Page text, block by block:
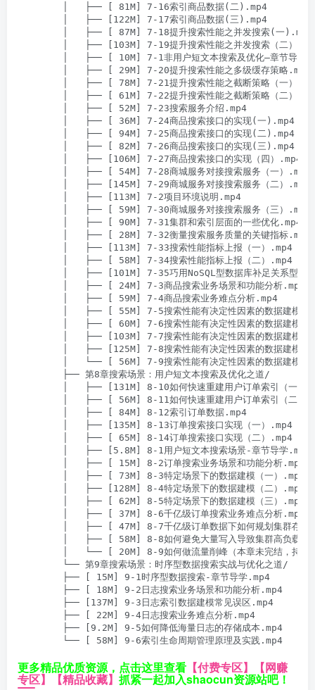
        │   ├── [ 81M] 7-16索引商品数据(二).mp4
        │   ├── [122M] 7-17索引商品数据(三).mp4
        │   ├── [ 87M] 7-18提升搜索性能之并发搜索(一).mp4
│   ├── [103M] 7-19提升搜索性能之并发搜索（二）
│   ├── [ 10M] 7-1非用户短文本搜索及优化–章节导学
        │   ├── [ 29M] 7-20提升搜索性能之多级缓存策略.mp4
│   ├── [ 78M] 7-21提升搜索性能之截断策略（一）
│   ├── [ 61M] 7-22提升搜索性能之截断策略（二）
        │   ├── [ 52M] 7-23搜索服务介绍.mp4
        │   ├── [ 36M] 7-24商品搜索接口的实现(一).mp4
        │   ├── [ 94M] 7-25商品搜索接口的实现(二).mp4
        │   ├── [ 82M] 7-26商品搜索接口的实现(三).mp4
        │   ├── [106M] 7-27商品搜索接口的实现（四）.mp4
        │   ├── [ 54M] 7-28商城服务对接搜索服务（一）.mp4
        │   ├── [145M] 7-29商城服务对接搜索服务（二）.mp4
        │   ├── [113M] 7-2项目环境说明.mp4
        │   ├── [ 59M] 7-30商城服务对接搜索服务（三）.mp4
        │   ├── [ 90M] 7-31集群和索引层面的一些优化.mp4
        │   ├── [ 28M] 7-32衡量搜索服务质量的关键指标.mp4
        │   ├── [113M] 7-33搜索性能指标上报（一）.mp4
        │   ├── [ 58M] 7-34搜索性能指标上报（二）.mp4
│   ├── [101M] 7-35巧用NoSQL型数据库补足关系型数
        │   ├── [ 24M] 7-3商品搜索业务场景和功能分析.mp4
        │   ├── [ 59M] 7-4商品搜索业务难点分析.mp4
│   ├── [ 55M] 7-5搜索性能有决定性因素的数据建模需
│   ├── [ 60M] 7-6搜索性能有决定性因素的数据建模需
│   ├── [103M] 7-7搜索性能有决定性因素的数据建模需
│   ├── [125M] 7-8搜索性能有决定性因素的数据建模需
│   └── [ 56M] 7-9搜索性能有决定性因素的数据建模需
        ├── 第8章搜索场景：用户短文本搜索及优化之道/
│   ├── [131M] 8-10如何快速重建用户订单索引（一）
│   ├── [ 56M] 8-11如何快速重建用户订单索引（二）
        │   ├── [ 84M] 8-12索引订单数据.mp4
        │   ├── [135M] 8-13订单搜索接口实现（一）.mp4
        │   ├── [ 65M] 8-14订单搜索接口实现（二）.mp4
        │   ├── [5.8M] 8-1用户短文本搜索场景-章节导学.mp4
        │   ├── [ 15M] 8-2订单搜索业务场景和功能分析.mp4
        │   ├── [ 73M] 8-3特定场景下的数据建模（一）.mp4
        │   ├── [128M] 8-4特定场景下的数据建模（二）.mp4
        │   ├── [ 62M] 8-5特定场景下的数据建模（三）.mp4
        │   ├── [ 37M] 8-6千亿级订单搜索业务难点分析.mp4
│   ├── [ 47M] 8-7千亿级订单数据下如何规划集群存储
│   ├── [ 58M] 8-8如何避免大量写入导致集群高负载而
│   └── [ 20M] 8-9如何做流量削峰（本章未完结，持续
        └── 第9章搜索场景：时序型数据搜索实战与优化之道/
        ├── [ 15M] 9-1时序型数据搜索-章节导学.mp4
        ├── [ 18M] 9-2日志搜索业务场景和功能分析.mp4
        ├── [137M] 9-3日志索引数据建模常见误区.mp4
        ├── [ 22M] 9-4日志搜索业务难点分析.mp4
        ├── [9.2M] 9-5如何降低海量日志的存储成本.mp4
        └── [ 58M] 9-6索引生命周期管理原理及实践.mp4
更多精品优质资源，点击这里查看 【付费专区】 【网赚
专区】 【精品收藏】 抓紧一起加入shaocun资源站吧！